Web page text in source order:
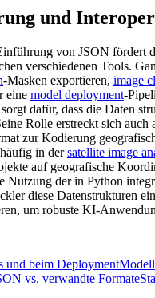
und
von JSON fördert
verschiedenen Tools.
-Masken exportieren, image
eine model deployment-
dafür, dass die Daten
Rolle erstreckt sich auch
zur Kodierung
in dersatellite image
auf geografische
Nutzung der in Python
diese Datenstrukturen
um robuste KI-
und beim Deployment
vs. verwandte Formate